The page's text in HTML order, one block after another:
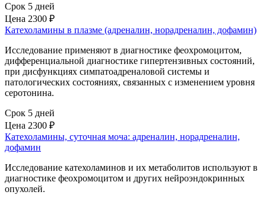
Срок 5 дней
Цена 2300 ₽
Катехоламины в плазме (адреналин, норадреналин, дофамин)
Исследование применяют в диагностике феохромоцитом,
дифференциальной диагностике гипертензивных состояний,
при дисфункциях симпатоадреналовой системы и
патологических состояниях, связанных с изменением уровня
серотонина.
Срок 5 дней
Цена 2300 ₽
Катехоламины, суточная моча: адреналин, норадреналин,
дофамин
Исследование катехоламинов и их метаболитов используют в
диагностике феохромоцитом и других нейроэндокринных
опухолей.